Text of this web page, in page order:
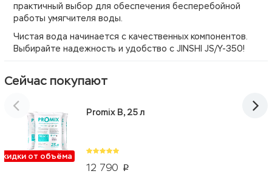
практичный выбор для обеспечения бесперебойной
работы умягчителя воды.
Чистая вода начинается с качественных компонентов.
Выбирайте надежность и удобство с JINSHI JS/Y-350!
Сейчас покупают
от объёма
12 790 p
Promix B, 25 л